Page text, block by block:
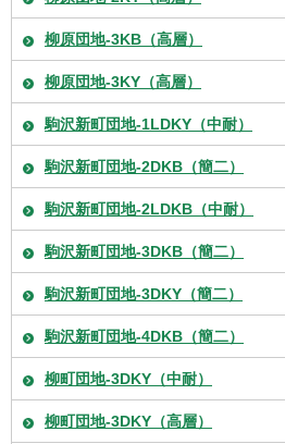
柳原団地-3KB（高層）
柳原団地-3KY（高層）
駒沢新町団地-1LDKY（中耐）
駒沢新町団地-2DKB（簡二）
駒沢新町団地-2LDKB（中耐）
駒沢新町団地-3DKB（簡二）
駒沢新町団地-3DKY（簡二）
駒沢新町団地-4DKB（簡二）
柳町団地-3DKY（中耐）
柳町団地-3DKY（高層）